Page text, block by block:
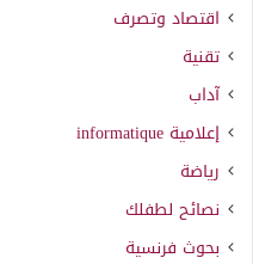
اقتصاد وتصرف
تقنية
آداب
إعلامية informatique
رياضة
نصائح لطفلك
بحوث فرنسية